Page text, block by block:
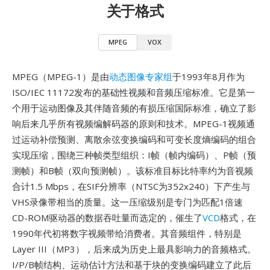
关于格式
MPEG VOX
MPEG（MPEG-1）是由动态图像专家组于1993年8月作为
ISO/IEC 11172发布的基础性视频和音频压缩标准。它是第一
个用于运动图像及其伴随音频的有损压缩国际标准，确立了影
响后来几乎所有视频编解码器的原则和技术。MPEG-1视频通
过运动补偿预测、离散余弦变换编码和可变长度熵编码的组合
实现压缩，围绕三种帧类型组织：I帧（帧内编码）、P帧（预
测帧）和B帧（双向预测帧）。该标准目标比特率约为音视频
合计1.5 Mbps，在SIF分辨率（NTSC为352x240）下产生与
VHS录像带相当的质量。这一压缩级别是专门为匹配1倍速
CD-ROM驱动器的数据吞吐量而选定的，催生了VCD格式，在
1990年代初将数字视频带给消费者。其音频组件，特别是
Layer III（MP3），后来成为历史上最具影响力的音频格式。
I/P/B帧结构、运动估计方法和基于块的变换编码建立了此后